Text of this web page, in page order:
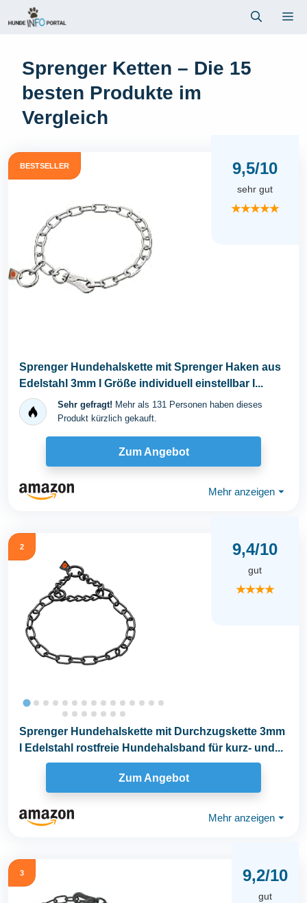
Inhalt
Sprenger Ketten – Die 15
besten Produkte im
Vergleich
BESTSELLER 9,5/10
sehr gut
★★★★★
Sprenger Hundehalskette mit Sprenger Haken aus
Edelstahl 3mm I Größe individuell einstellbar I...
Sehr gefragt! Mehr als 131 Personen haben dieses
Produkt kürzlich gekauft.
Zum Angebot
Mehr anzeigen ⏷
2 9,4/10
gut
★★★★
Sprenger Hundehalskette mit Durchzugskette 3mm
I Edelstahl rostfreie Hundehalsband für kurz- und...
Zum Angebot
Mehr anzeigen ⏷
3 9,2/10
gut